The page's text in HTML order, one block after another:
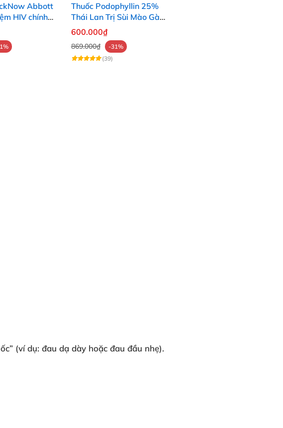
Abbott
HIV chính
Thuốc Podophyllin 25%
Thái Lan Trị Sùi Mào Gà
Tại Nhà Nhanh Hiệu Quả
600.000₫
869.000₫
-31%
(39)
(ví dụ: đau dạ dày hoặc đau đầu nhẹ).